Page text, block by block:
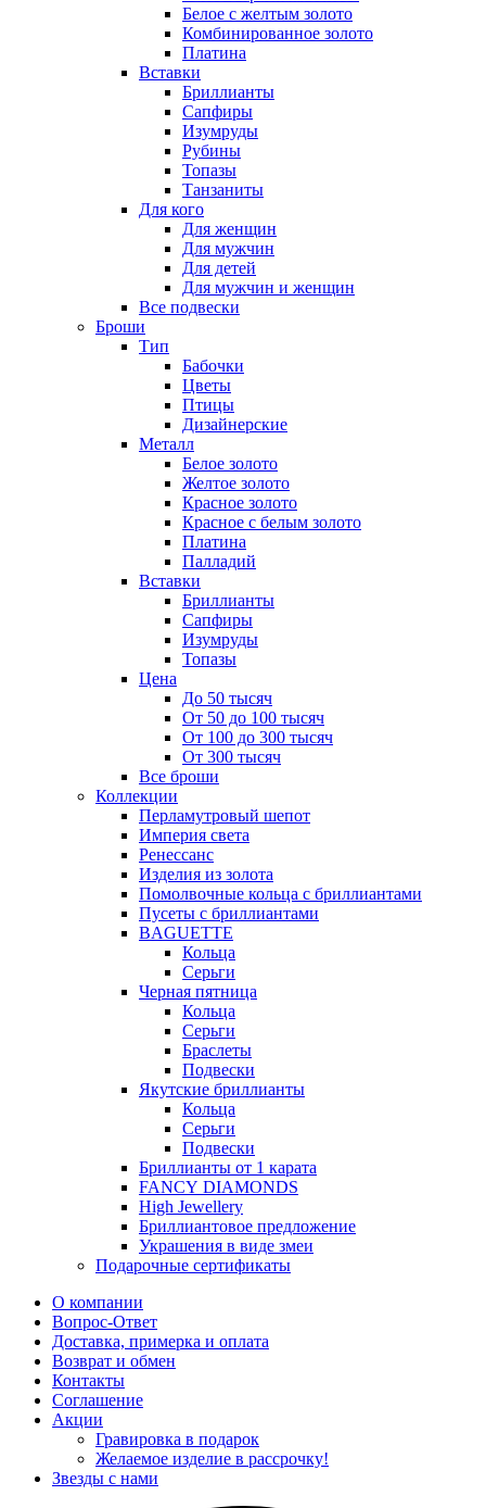
Белое с желтым золото
Комбинированное золото
Платина
Вставки
Бриллианты
Сапфиры
Изумруды
Рубины
Топазы
Танзаниты
Для кого
Для женщин
Для мужчин
Для детей
Для мужчин и женщин
Все подвески
Броши
Тип
Бабочки
Цветы
Птицы
Дизайнерские
Металл
Белое золото
Желтое золото
Красное золото
Красное с белым золото
Платина
Палладий
Вставки
Бриллианты
Сапфиры
Изумруды
Топазы
Цена
До 50 тысяч
От 50 до 100 тысяч
От 100 до 300 тысяч
От 300 тысяч
Все броши
Коллекции
Перламутровый шепот
Империя света
Ренессанс
Изделия из золота
Помолвочные кольца с бриллиантами
Пусеты с бриллиантами
BAGUETTE
Кольца
Серьги
Черная пятница
Кольца
Серьги
Браслеты
Подвески
Якутские бриллианты
Кольца
Серьги
Подвески
Бриллианты от 1 карата
FANCY DIAMONDS
High Jewellery
Бриллиантовое предложение
Украшения в виде змеи
Подарочные сертификаты
О компании
Вопрос-Ответ
Доставка, примерка и оплата
Возврат и обмен
Контакты
Соглашение
Акции
Гравировка в подарок
Желаемое изделие в рассрочку!
Звезды с нами